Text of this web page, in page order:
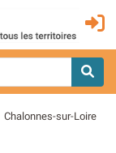
Chalonnes-sur-Loire